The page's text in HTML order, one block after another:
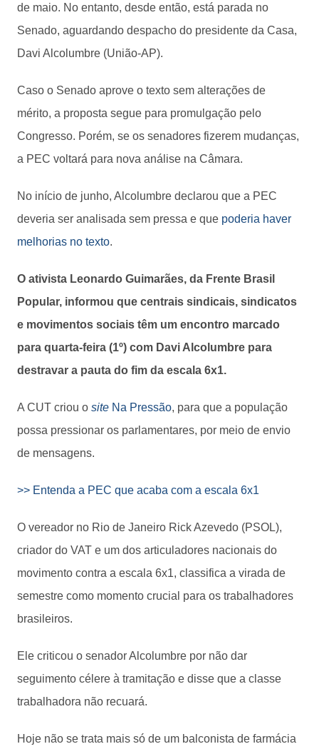
de maio. No entanto, desde então, está parada no
Senado, aguardando despacho do presidente da Casa,
Davi Alcolumbre (União-AP).
Caso o Senado aprove o texto sem alterações de
mérito, a proposta segue para promulgação pelo
Congresso. Porém, se os senadores fizerem mudanças,
a PEC voltará para nova análise na Câmara.
No início de junho, Alcolumbre declarou que a PEC
deveria ser analisada sem pressa e que poderia haver
melhorias no texto.
O ativista Leonardo Guimarães, da Frente Brasil
Popular, informou que centrais sindicais, sindicatos
e movimentos sociais têm um encontro marcado
para quarta-feira (1º) com Davi Alcolumbre para
destravar a pauta do fim da escala 6x1.
A CUT criou o site Na Pressão, para que a população
possa pressionar os parlamentares, por meio de envio
de mensagens.
>> Entenda a PEC que acaba com a escala 6x1
O vereador no Rio de Janeiro Rick Azevedo (PSOL),
criador do VAT e um dos articuladores nacionais do
movimento contra a escala 6x1, classifica a virada de
semestre como momento crucial para os trabalhadores
brasileiros.
Ele criticou o senador Alcolumbre por não dar
seguimento célere à tramitação e disse que a classe
trabalhadora não recuará.
Hoje não se trata mais só de um balconista de farmácia